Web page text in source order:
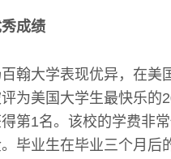
成绩
翰大学表现优异，在美
为美国大学生最快乐的
第1名。该校的学费非
毕业生在毕业三个月后